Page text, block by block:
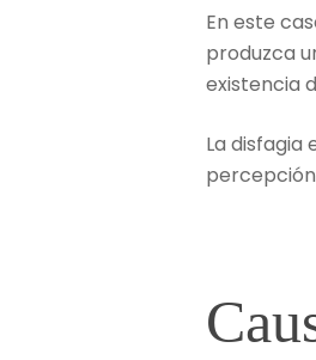
En este
produzca
existencia
La disfagia